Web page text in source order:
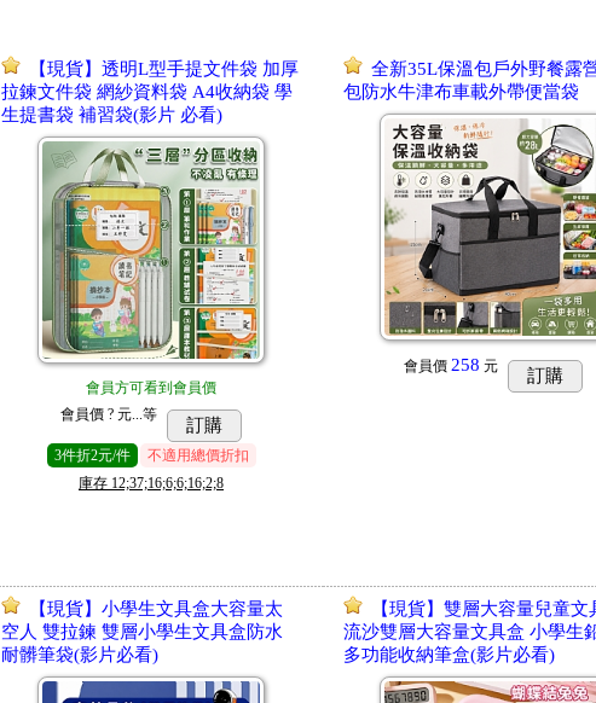
【現貨】透明L型手提文件袋 加厚
拉鍊文件袋 網紗資料袋 A4收納袋 學
生提書袋 補習袋(影片 必看)
會員方可看到會員價
會員價 ? 元...等
訂購
3件折2元/件
不適用總價折扣
庫存 12;37;16;6;6;16;2;8
全新35L保溫包戶外野餐露
包防水牛津布車載外帶便當袋
會員價 258 元 訂購
【現貨】小學生文具盒大容量太
空人 雙拉鍊 雙層小學生文具盒防水
耐髒筆袋(影片必看)
【現貨】雙層大容量兒童文
流沙雙層大容量文具盒 小學生
多功能收納筆盒(影片必看)